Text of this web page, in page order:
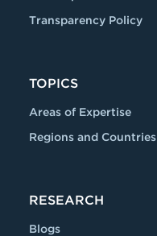
Transparency Policy
TOPICS
Areas of Expertise
Regions and Countries
RESEARCH
Blogs